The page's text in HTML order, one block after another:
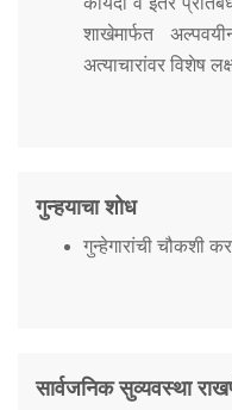
Information
Safety Tips
Police
Media
शाखेमार्फत
अत्याचारांवर विशेष
गुन्हयाचा शोध
गुन्हेगारांची चौकशी
सार्वजनिक सुव्यवस्था